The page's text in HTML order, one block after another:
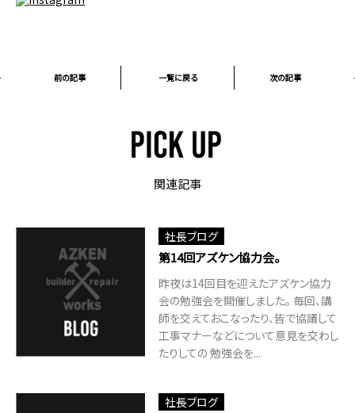
前の記事 一覧に戻る 次の記事
関連記事
社長ブログ
第14回アズケン協力会。
昨夜は14回目を迎えたアズケン協力
会の勉強会を開催しました。 毎回、講
師を交えておこなったり、皆で協議して
工事マナーなどについて意見を交わし
たりしての 勉強会を...
社長ブログ